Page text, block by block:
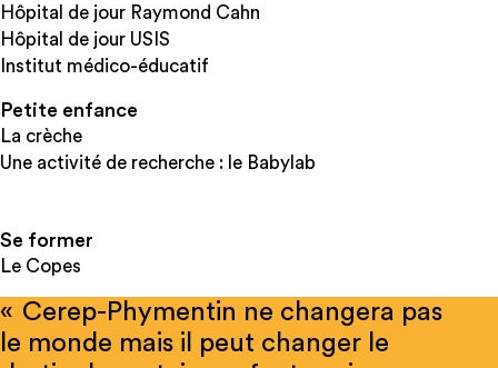
Hôpital de jour Raymond Cahn
Hôpital de jour USIS
Institut médico-éducatif
Petite enfance
La crèche
Une activité de recherche : le Babylab
Se former
Le Copes
« Cerep-Phymentin ne changera pas
le monde mais il peut changer le